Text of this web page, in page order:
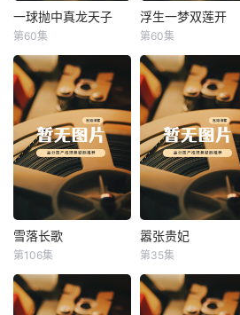
一球抛中真龙天子
一球抛中真龙天子
第60集
浮生一梦双莲开
浮生一梦双莲开
第60集
雪落长歌
雪落长歌
第106集
嚣张贵妃
嚣张贵妃
第35集